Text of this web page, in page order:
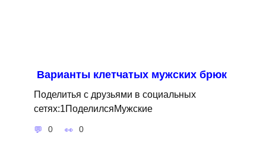
Варианты клетчатых мужских брюк
Поделитья с друзьями в социальных
сетях:1ПоделилсяМужские
0 0